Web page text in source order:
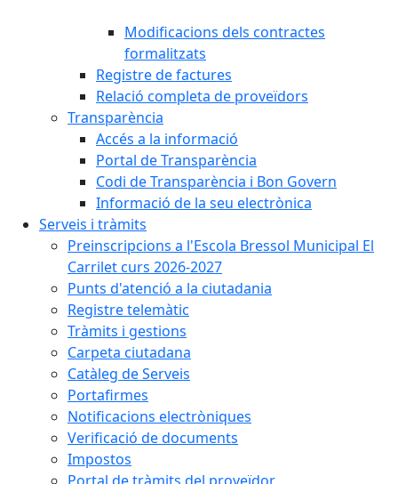
Modificacions dels contractes
formalitzats
Registre de factures
Relació completa de proveïdors
Transparència
Accés a la informació
Portal de Transparència
Codi de Transparència i Bon Govern
Informació de la seu electrònica
Serveis i tràmits
Preinscripcions a l'Escola Bressol Municipal El
Carrilet curs 2026-2027
Punts d'atenció a la ciutadania
Registre telemàtic
Tràmits i gestions
Carpeta ciutadana
Catàleg de Serveis
Portafirmes
Notificacions electròniques
Verificació de documents
Impostos